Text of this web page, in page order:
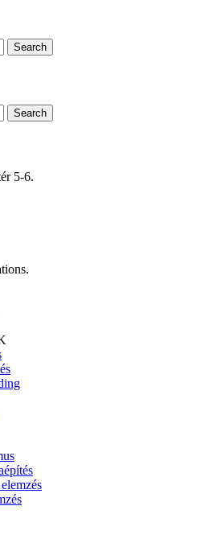
Search
Search
5-6.